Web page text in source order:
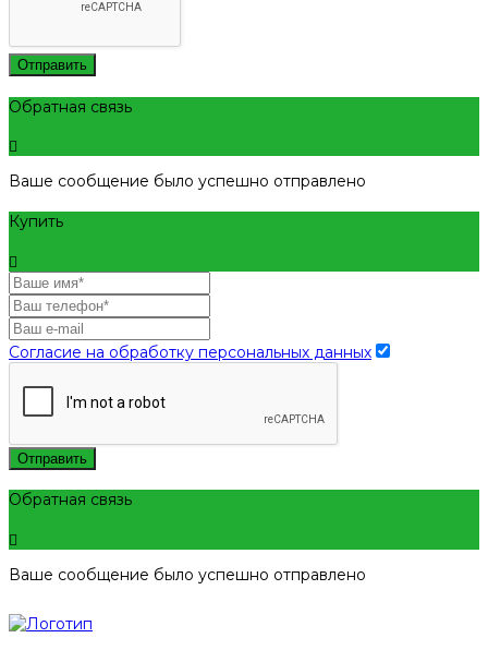
Отправить
Обратная связь
Ваше сообщение было успешно отправлено
Купить
Согласие на обработку персональных данных
Отправить
Обратная связь
Ваше сообщение было успешно отправлено